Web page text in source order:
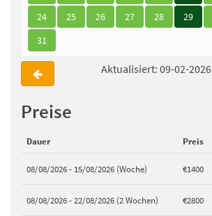
24
25 26 27 28 29
31
Aktualisiert: 09-02-2026
Preise
Dauer Preis
08/08/2026 - 15/08/2026 (Woche) €1400
08/08/2026 - 22/08/2026 (2 Wochen) €2800